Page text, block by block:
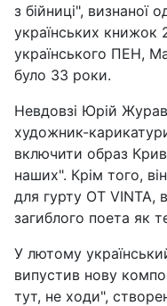
з бійниці", визнаної
українських книжок
українського ПЕН,
було 33 роки.
Невдовзі Юрій
художник-
включити образ
наших". Крім того,
для гурту OT VINTA,
загиблого поета як
У лютому
випустив нову
тут, не ходи",